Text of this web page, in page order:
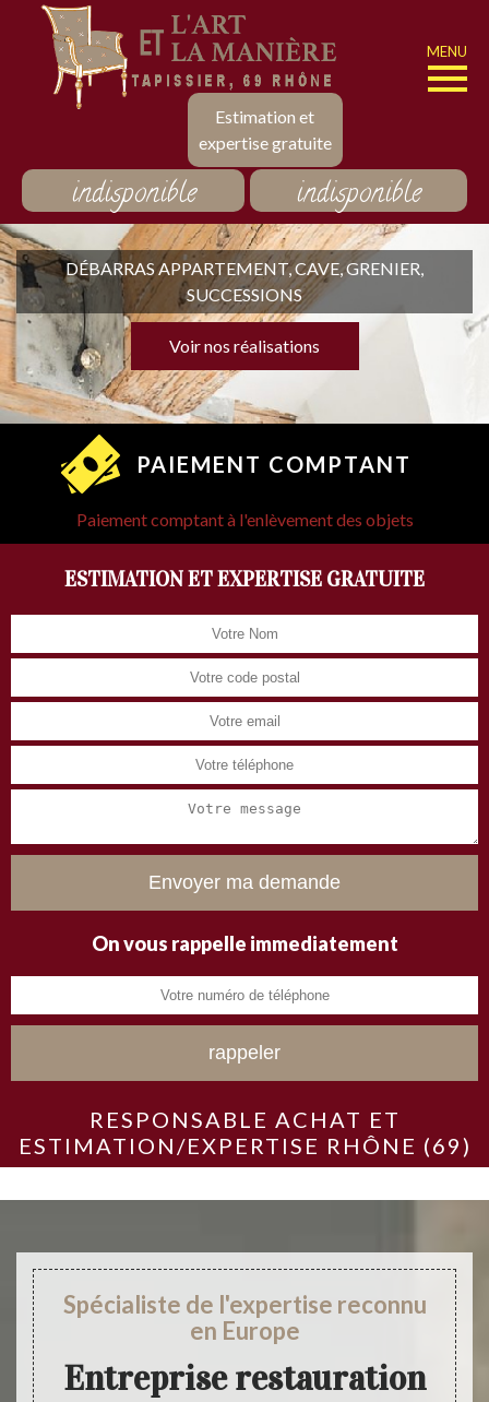
Estimation et
expertise gratuite
MENU
indisponible indisponible
DÉBARRAS APPARTEMENT, CAVE, GRENIER,
SUCCESSIONS
Voir nos réalisations
PAIEMENT COMPTANT
Paiement comptant à l'enlèvement des objets
ESTIMATION ET EXPERTISE GRATUITE
On vous rappelle immediatement
RESPONSABLE ACHAT ET
ESTIMATION/EXPERTISE RHÔNE (69)
Spécialiste de l'expertise reconnu
en Europe
Entreprise restauration